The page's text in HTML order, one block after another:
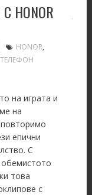
HONOR
HONOR,
ТЕЛЕФОН
на играта и
на
епични
С
това
с